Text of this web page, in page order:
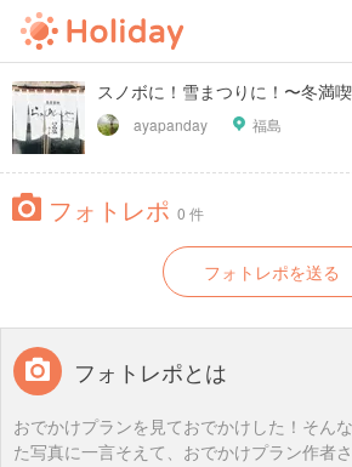
スノボに！雪まつりに！〜冬満
ayapanday 福島
フォトレポ 0 件
フォトレポを送る
フォトレポとは
おでかけプランを見ておでかけした！そん
た写真に一言そえて、おでかけプラン作者